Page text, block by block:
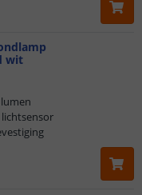
wit
lichtsensor